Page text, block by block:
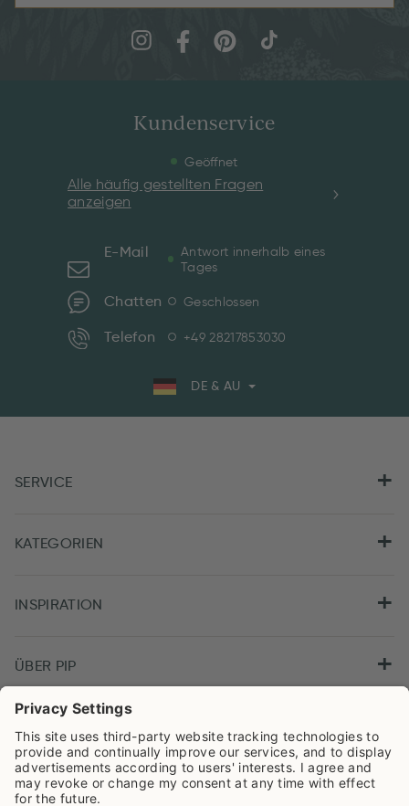
Kundenservice
Geöffnet
Alle häufig gestellten Fragen
anzeigen
E-Mail
Antwort innerhalb eines
Tages
Chatten Geschlossen
Telefon +49 28217853030
DE & AU
SERVICE
KATEGORIEN
INSPIRATION
ÜBER PIP